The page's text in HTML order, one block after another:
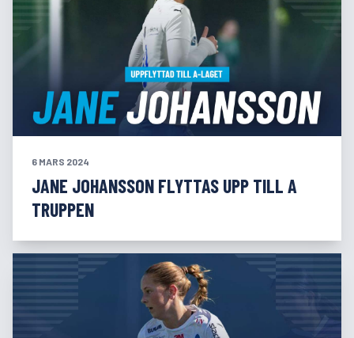
6 MARS 2024
JANE JOHANSSON FLYTTAS UPP TILL A
TRUPPEN